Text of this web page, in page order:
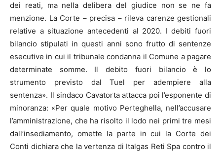
dei reati, ma nella delibera del giudice non se ne fa
menzione. La Corte – precisa – rileva carenze gestionali
relative a situazione antecedenti al 2020. I debiti fuori
bilancio stipulati in questi anni sono frutto di sentenze
esecutive in cui il tribunale condanna il Comune a pagare
determinate somme. Il debito fuori bilancio è lo
strumento previsto dal Tuel per adempiere alla
sentenza». Il sindaco Cavatorta attacca poi l’esponente di
minoranza: «Per quale motivo Perteghella, nell’accusare
l’amministrazione, che ha risolto il lodo nei primi tre mesi
dall’insediamento, omette la parte in cui la Corte dei
Conti dichiara che la vertenza di Italgas Reti Spa contro il